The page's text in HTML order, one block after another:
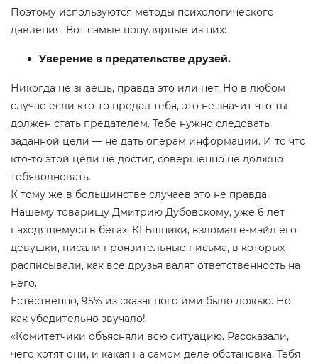
Поэтому используются методы психологического
давления. Вот самые популярные из них:
Уверение в предательстве друзей.
Никогда не знаешь, правда это или нет. Но в любом
случае если кто-то предал тебя, это не значит что ты
должен стать предателем. Тебе нужно следовать
заданной цели — не дать операм информации. И то что
кто-то этой цели не достиг, совершенно не должно
тебяволновать.
К тому же в большинстве случаев это не правда.
Нашему товарищу Дмитрию Дубовскому, уже 6 лет
находящемуся в бегах, КГБшники, взломал е-мэйл его
девушки, писали пронзительные письма, в которых
расписывали, как все друзья валят ответственность на
него.
Естественно, 95% из сказанного ими было ложью. Но
как убедительно звучало!
«Комитетчики объясняли всю ситуацию. Рассказали,
чего хотят они, и какая на самом деле обстановка. Тебя